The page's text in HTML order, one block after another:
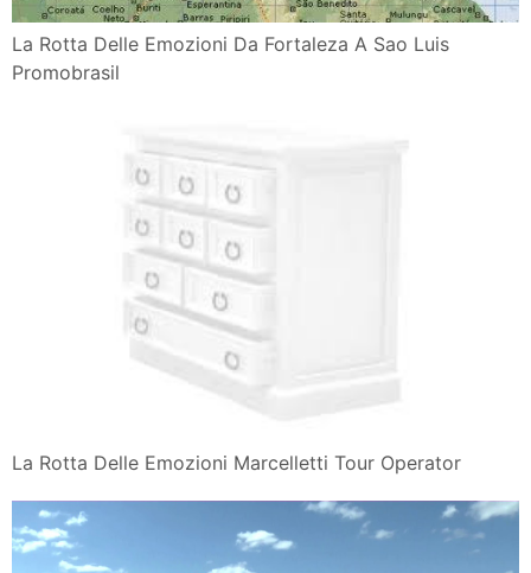
La Rotta Delle Emozioni Da Fortaleza A Sao Luis
Promobrasil
La Rotta Delle Emozioni Marcelletti Tour Operator